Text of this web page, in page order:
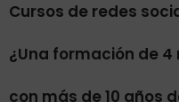
Cursos de redes
¿Una formación de
con más de 10 años